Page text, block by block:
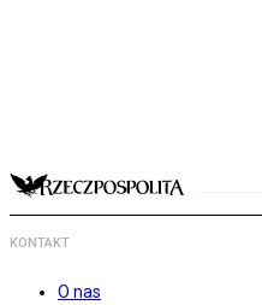
KONTAKT
O nas